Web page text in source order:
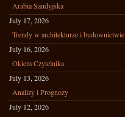
Arabia Saudyjska
July 17, 2026
Trendy w architekturze i budownictwie
July 16, 2026
Okiem Czytelnika
July 13, 2026
Analizy i Prognozy
July 12, 2026